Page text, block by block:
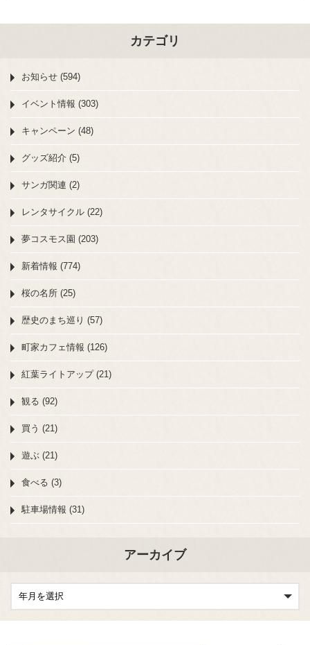
カテゴリ
お知らせ (594)
イベント情報 (303)
キャンペーン (48)
グッズ紹介 (5)
サンガ関連 (2)
レンタサイクル (22)
夢コスモス園 (203)
新着情報 (774)
桜の名所 (25)
歴史のまち巡り (57)
町家カフェ情報 (126)
紅葉ライトアップ (21)
観る (92)
買う (21)
遊ぶ (21)
食べる (3)
駐車場情報 (31)
アーカイブ